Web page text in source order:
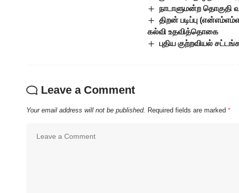
நாடாளுமன்ற தொகுதி
திறன் படிப்பு
கல்வி உதவித்தொகை
புதிய குற்றவியல்
Leave a Comment
Your email address will not be published. Required fields are marked *